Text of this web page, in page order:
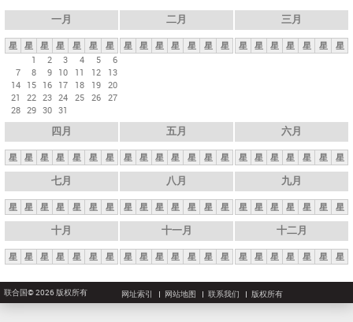
一月
星 星 星 星 星 星
星
1
2 3 4 5
6
7
8 9 10 11 12
13
14 15 16 17 18 19 20
21
22 23 24 25 26 27
28 29 30 31
二月
星 星 星 星 星 星 星
三月
星 星 星 星 星 星 星
四月
星 星 星 星 星 星 星
五月
星 星 星 星 星 星 星
六月
星 星 星 星 星 星 星
七月
星 星 星 星 星 星 星
八月
星 星 星 星 星 星 星
九月
星 星 星 星 星 星 星
十月
星 星 星 星 星 星 星
十一月
星 星 星 星 星 星 星
十二月
星 星 星 星 星 星 星
联合国© 2026 版权所有 网址索引 网站地图 联系我们 版权所有